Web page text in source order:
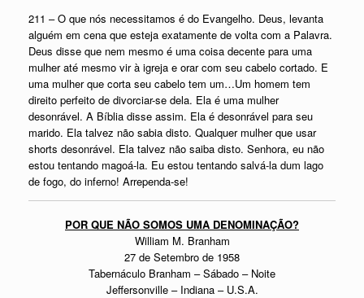
211 – O que nós necessitamos é do Evangelho. Deus, levanta
alguém em cena que esteja exatamente de volta com a Palavra.
Deus disse que nem mesmo é uma coisa decente para uma
mulher até mesmo vir à igreja e orar com seu cabelo cortado. E
uma mulher que corta seu cabelo tem um…Um homem tem
direito perfeito de divorciar-se dela. Ela é uma mulher
desonrável. A Bíblia disse assim. Ela é desonrável para seu
marido. Ela talvez não sabia disto. Qualquer mulher que usar
shorts desonrável. Ela talvez não saiba disto. Senhora, eu não
estou tentando magoá-la. Eu estou tentando salvá-la dum lago
de fogo, do inferno! Arrependa-se!
POR QUE NÃO SOMOS UMA DENOMINAÇÃO?
William M. Branham
27 de Setembro de 1958
Tabernáculo Branham – Sábado – Noite
Jeffersonville – Indiana – U.S.A.